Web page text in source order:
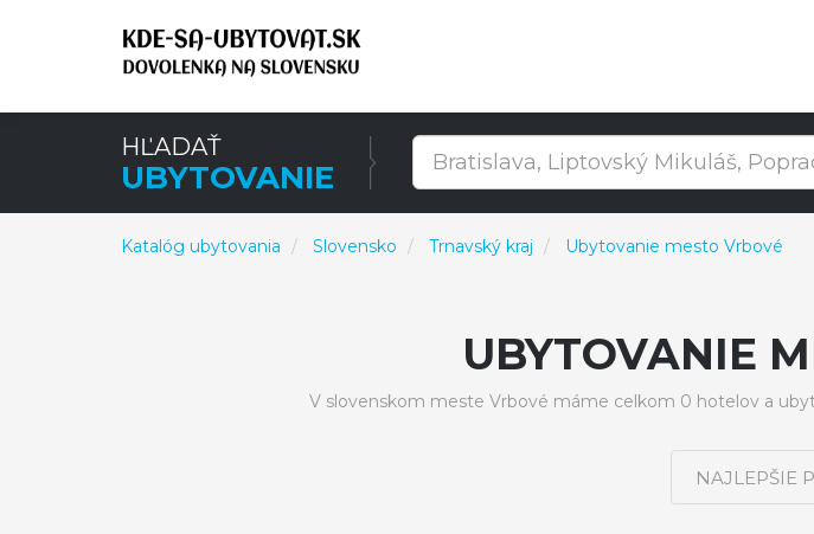
HĽADAŤ
UBYTOVANIE
Katalóg ubytovania Slovensko Trnavský kraj Ubytovanie mesto Vrbové
UBYTOVANIE
V slovenskom meste Vrbové máme celkom 0 hotelov a
NAJLEPŠIE